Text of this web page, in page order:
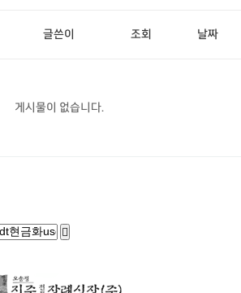
글쓴이 조회 날짜
게시물이 없습니다.